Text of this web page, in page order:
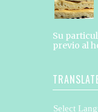
Su
previo al
Select